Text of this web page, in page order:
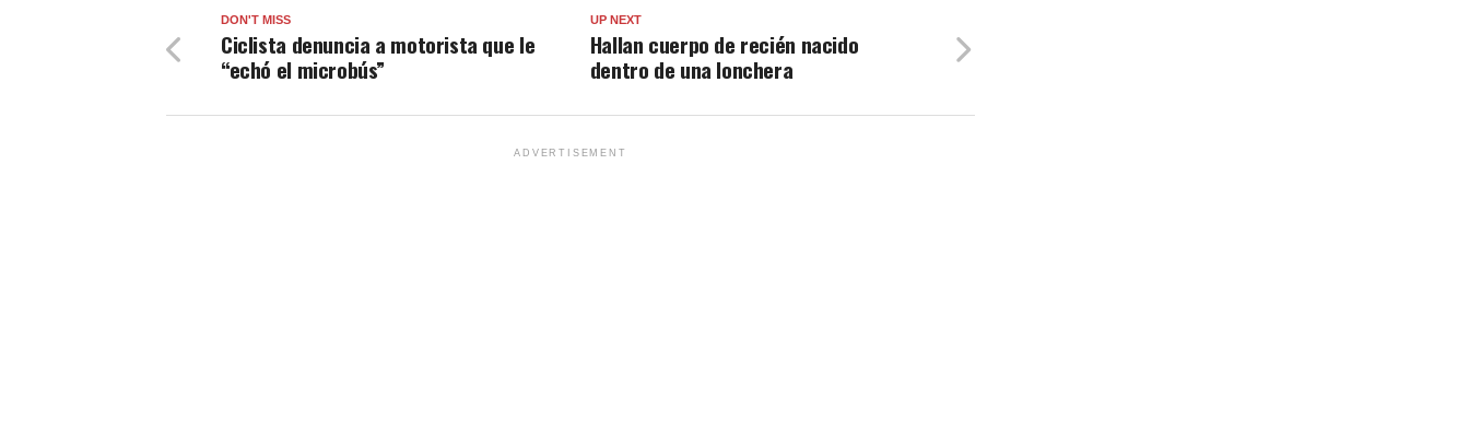
UP NEXT
Hallan cuerpo de recién nacido
dentro de una lonchera
DON'T MISS
Ciclista denuncia a motorista que le
“echó el microbús”
ADVERTISEMENT